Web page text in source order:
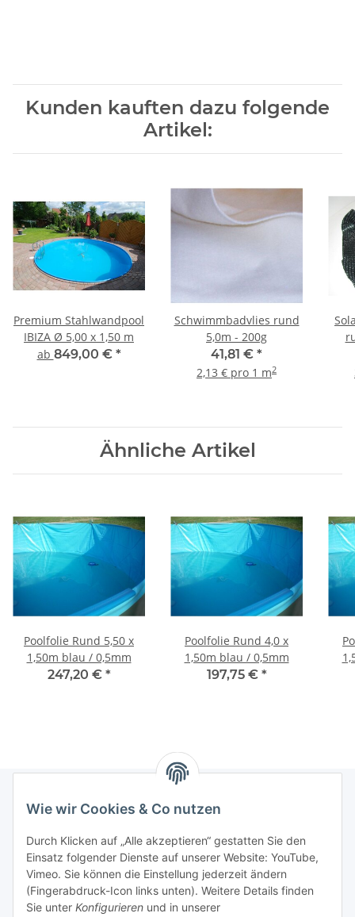
Wie wir Cookies & Co nutzen
Durch Klicken auf „Alle akzeptieren“ gestatten Sie den
Einsatz folgender Dienste auf unserer Website: YouTube,
Vimeo. Sie können die Einstellung jederzeit ändern
(Fingerabdruck-Icon links unten). Weitere Details finden
Sie unter Konfigurieren und in unserer
Kunden kauften dazu folgende
Artikel:
Premium Stahlwandpool
IBIZA Ø 5,00 x 1,50 m
ab 849,00 € *
Schwimmbadvlies rund
5,0m - 200g
41,81 € *
2,13 € pro 1 m2
Ähnliche Artikel
Poolfolie Rund 5,50 x
1,50m blau / 0,5mm
247,20 € *
Poolfolie Rund 4,0 x
1,50m blau / 0,5mm
197,75 € *
Gesetzliche Informationen
Starke Marken